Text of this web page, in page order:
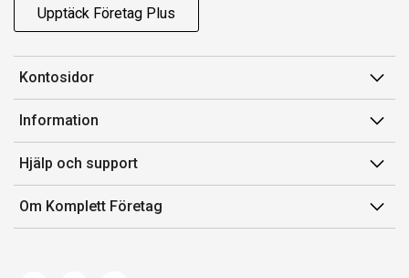
Upptäck Företag Plus
Kontosidor
Mina sidor
Orderhistorik
Fakturor & Kvitton
Inköpslistor
Information
Försäljningsvillkor
Villkor för Komplett Företag Plus
Felsökning & guider
Hjälp och support
Kontakta oss
Kundservice
Om Komplett Företag